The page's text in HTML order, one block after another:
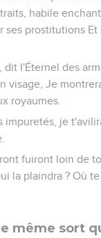
habile
ses prostitutions Et
l'Éternel des
visage, Je
royaumes.
impuretés, je
fuiront loin de
la plaindra ? Où
même sort